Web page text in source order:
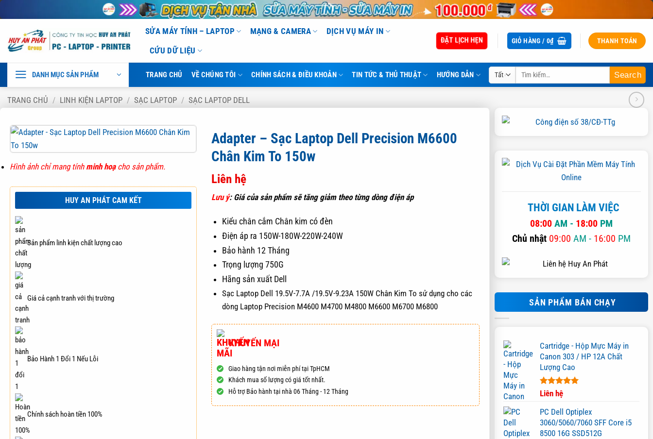
qua
nội
dung
SỬA MÁY TÍNH – LAPTOP MẠNG & CAMERA
DỊCH VỤ MÁY IN
CỨU DỮ LIỆU
ĐẶT LỊCH HẸN GIỎ HÀNG /0₫ THANH TOÁN
DANH MỤC SẢN PHẨM TRANG CHỦ VỀ CHÚNG TÔI CHÍNH SÁCH & ĐIỀU KHOẢN TIN TỨC & THỦ THUẬT HƯỚNG DẪN
Tìm
TRANG CHỦ / LINH KIỆN LAPTOP / SẠC LAPTOP / SẠC LAPTOP DELL
THỜI GIAN LÀM VIỆC
08:00 AM - 18:00 PM
Chủ nhật 09:00 AM - 16:00 PM
SẢN PHẨM BÁN CHẠY
Cartridge - Hộp Mực Máy in
Canon 303 / HP 12A Chất
Lượng Cao
Được xếp
5.00
5 sao
Liên hệ
PC Dell Optiplex
3060/5060/7060 SFF Core i5
8500 16G SSD512G
Hình ảnh chỉ mang tính minh hoạcho sản phẩm.
HUY AN PHÁT CAM KẾT
Sản phẩm linh kiện chất lượng cao
Giá cả cạnh tranh với thị trường
Bảo Hành 1 Đổi 1 Nếu Lỗi
Chính sách hoàn tiền 100%
Adapter – Sạc Laptop Dell Precision M6600
Chân Kim To 150w
Liên hệ
Lưu ý: Giá của sản phẩm sẽ tăng giảm theo từng dòng điện áp
Kiểu chân cắm Chân kim có đèn
Điện áp ra 150W-180W-220W-240W
Bảo hành 12 Tháng
Trọng lượng 750G
Hãng sản xuất Dell
Sạc Laptop Dell 19.5V-7.7A /19.5V-9.23A 150W Chân Kim To sử dụng cho các
dòng Laptop Precision M4600 M4700 M4800 M6600 M6700 M6800
KHUYẾN MẠI
Giao hàng tận nơi miễn phí tại TpHCM
Khách mua số lượng có giá tốt nhất.
Hỗ trợ Bảo hành tại nhà 06 Tháng - 12 Tháng